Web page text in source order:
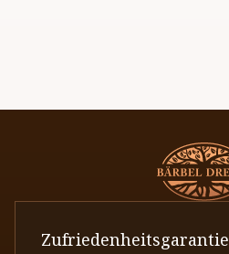
Zufriedenheitsgarantie